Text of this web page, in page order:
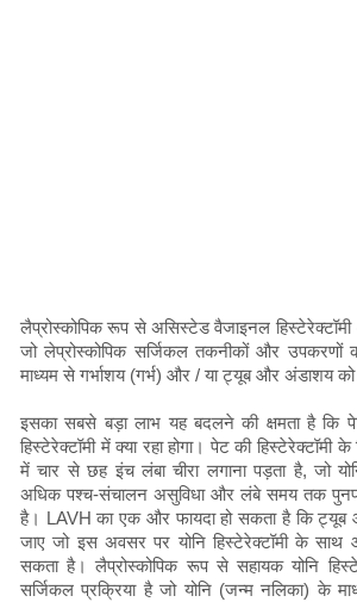
लैप्रोस्कोपिक रूप से असिस्टेड वैजाइनल
जो लेप्रोस्कोपिक सर्जिकल तकनीकों और उपकरणों
माध्यम से गर्भाशय (गर्भ) और / या ट्यूब और अंडाशय को
इसका सबसे बड़ा लाभ यह बदलने की क्षमता है कि
हिस्टेरेक्टॉमी में क्या रहा होगा। पेट की हिस्टेरेक्टॉमी
में चार से छह इंच लंबा चीरा लगाना पड़ता है, जो
अधिक पश्च-संचालन असुविधा और लंबे समय तक
है। LAVH का एक और फायदा हो सकता है कि ट्यूब
जाए जो इस अवसर पर योनि हिस्टेरेक्टॉमी के साथ
सकता है। लैप्रोस्कोपिक रूप से सहायक योनि
सर्जिकल प्रक्रिया है जो योनि (जन्म नलिका) के